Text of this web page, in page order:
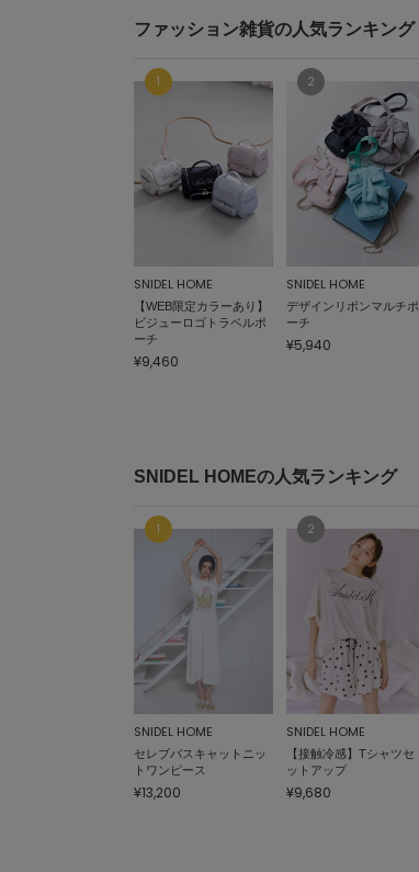
ファッション雑貨の人気ランキング
SNIDEL HOME
【WEB限定カラーあり】
ビジューロゴトラベルポ
ーチ
¥9,460
SNIDEL HOME
デザインリボンマルチポ
ーチ
¥5,940
SNIDEL HOMEの人気ランキング
SNIDEL HOME
セレブバスキャットニッ
トワンピース
¥13,200
SNIDEL HOME
【接触冷感】Tシャツセ
ットアップ
¥9,680